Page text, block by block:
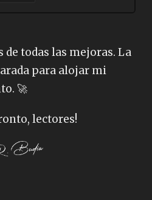
de todas las mejoras. La
para alojar mi
🚀
lectores!